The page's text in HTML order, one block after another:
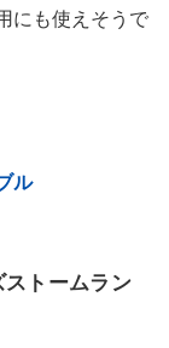
にも使えそうで
ル
ストームラン